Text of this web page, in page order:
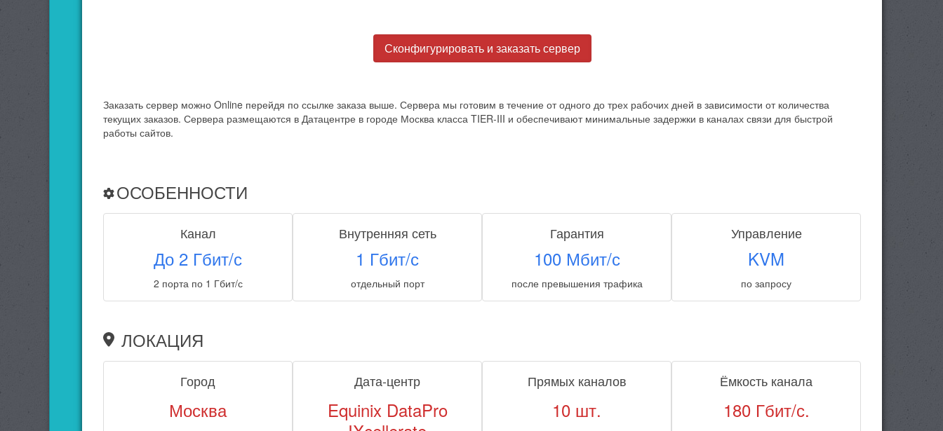
Сконфигурировать и заказать сервер
Заказать сервер можно Online перейдя по ссылке заказа выше. Сервера мы готовим в течение от одного до трех рабочих дней в зависимости от количества
текущих заказов. Сервера размещаются в Датацентре в городе Москва класса TIER-III и обеспечивают минимальные задержки в каналах связи для быстрой
работы сайтов.
ОСОБЕННОСТИ
Канал
До 2 Гбит/с
2 порта по 1 Гбит/с
Внутренняя сеть
1 Гбит/с
отдельный порт
Гарантия
100 Мбит/с
после превышения трафика
Управление
KVM
по запросу
ЛОКАЦИЯ
Город
Москва
Дата-центр
Equinix DataPro
Прямых каналов
10 шт.
Ёмкость канала
180 Гбит/с.